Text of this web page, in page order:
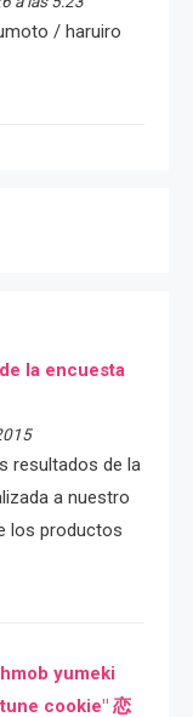
/ haruiro
la encuesta
resultados de la
a nuestro
los productos
yumeki
cookie" 恋